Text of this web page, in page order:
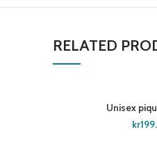
RELATED
SELECT
Unisex
kr